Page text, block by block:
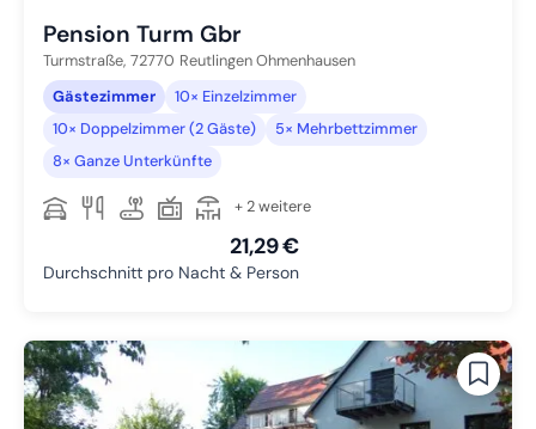
Pension Turm Gbr
Turmstraße, 72770 Reutlingen Ohmenhausen
Gästezimmer
10× Einzelzimmer
10× Doppelzimmer (2 Gäste)
5× Mehrbettzimmer
8× Ganze Unterkünfte
+ 2 weitere
21,29 €
Durchschnitt pro Nacht & Person